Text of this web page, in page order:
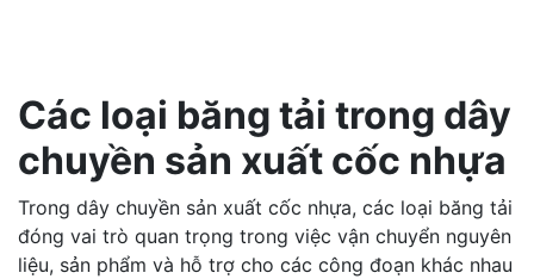
Các loại băng tải trong dây
chuyền sản xuất cốc nhựa
Trong dây chuyền sản xuất cốc nhựa, các loại băng tải
đóng vai trò quan trọng trong việc vận chuyển nguyên
liệu, sản phẩm và hỗ trợ cho các công đoạn khác nhau